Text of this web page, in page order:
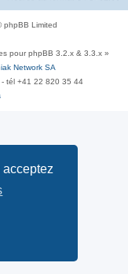
phpBB Limited
pour phpBB 3.2.x & 3.3.x »
Network SA
tél +41 22 820 35 44